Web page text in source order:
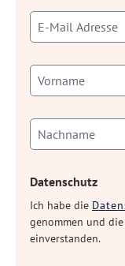
Datenschutz
Ich habe die
genommen und die
einverstanden.